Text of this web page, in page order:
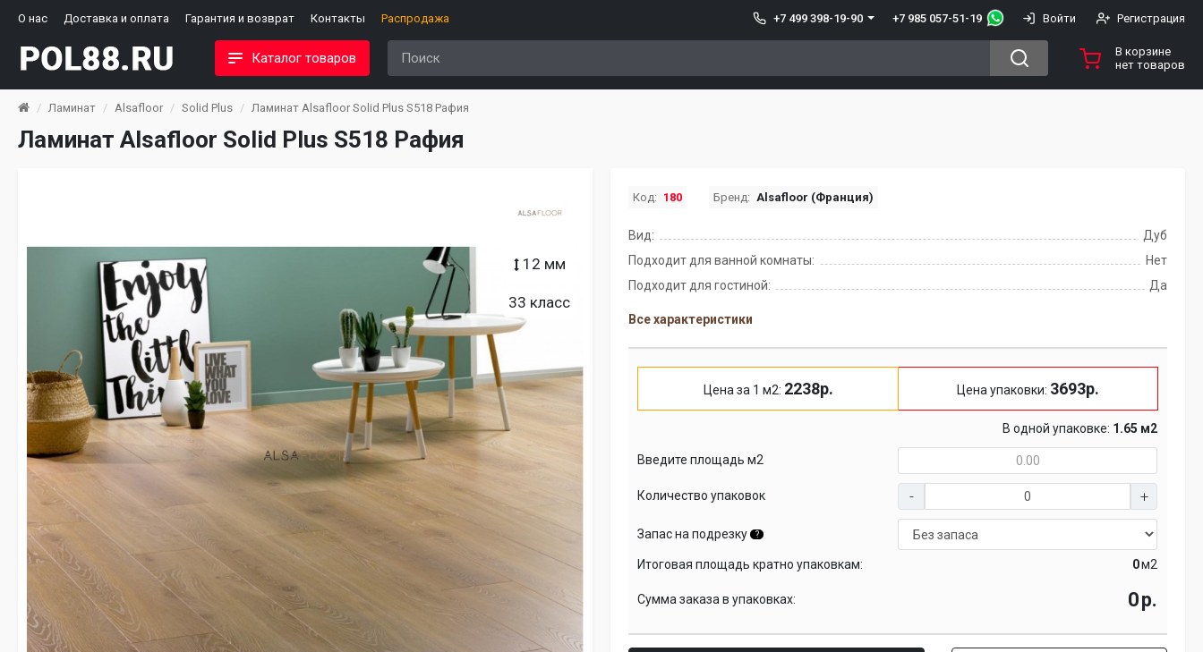
О нас Доставка и оплата Гарантия и возврат Контакты Распродажа +7 499 398-19-90 +7 985 057-51-19 Войти Регистрация
Каталог товаров
В корзине
нет товаров
Ламинат Alsafloor Solid Plus Ламинат Alsafloor Solid Plus S518 Рафия
Ламинат Alsafloor Solid Plus S518 Рафия
12 мм
33 класс
Код: 180 Бренд: Alsafloor (Франция)
Вид:
Дуб
Подходит для ванной комнаты:
Нет
Подходит для гостиной:
Да
Все характеристики
Цена за 1 м2: 2238р. Цена упаковки: 3693р.
В одной упаковке: 1.65 м2
Введите площадь м2
Количество упаковок
Запас на подрезку ?
Итоговая площадь кратно упаковкам: м2
Сумма заказа в упаковках: р.